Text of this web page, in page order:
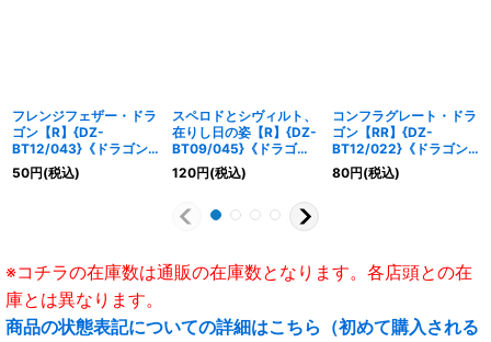
フレンジフェザー・ドラ
ゴン【R】{DZ-
BT12/043}《ドラゴン
エンパイア》
50円(税込)
スペロドとシヴィルト、
在りし日の姿【R】{DZ-
BT09/045}《ドラゴン
エンパイア》
120円(税込)
コンフラグレート・ドラ
ゴン【RR】{DZ-
BT12/022}《ドラゴン
エンパイア》
80円(税込)
※コチラの在庫数は通販の在庫数となります。各店頭との在
庫とは異なります。
商品の状態表記についての詳細はこちら（初めて購入される